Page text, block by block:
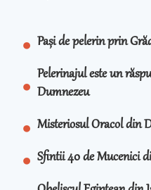
Pași de pelerin prin
Pelerinajul este un
Dumnezeu
Misteriosul Oracol din
Sfintii 40 de Mucenici